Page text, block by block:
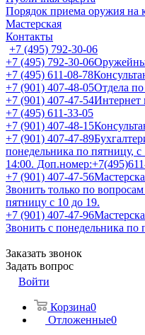
Порядок приема оружия на
Мастерская
Контакты
+7 (495) 792-30-06
+7 (495) 792-30-06
+7 (495) 611-08-78
+7 (901) 407-48-05Отдела
+7 (901) 407-47-54Интернет
+7 (495) 611-33-05
+7 (901) 407-48-15
+7 (901) 407-47-89
понедельника по пятницу,
14:00.
+7 (901) 407-47-56
Звонить только по
пятницу с 10 до 19.
+7 (901) 407-47-96
Звонить с понедельника по
Заказать звонок
Задать вопрос
Войти
Корзина0
Отложенные0